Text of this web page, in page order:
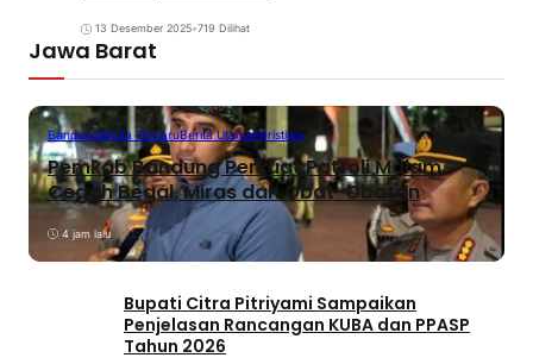
13 Desember 2025•719 Dilihat
Jawa Barat
BandungBerita TerbaruBerita UtamaPeristiwa
Pemkab Bandung Perkuat Patroli Malam,
Cegah Begal, Miras dan Obat-Obatan
4 jam lalu
Bupati Citra Pitriyami Sampaikan
Penjelasan Rancangan KUBA dan PPASP
Tahun 2026